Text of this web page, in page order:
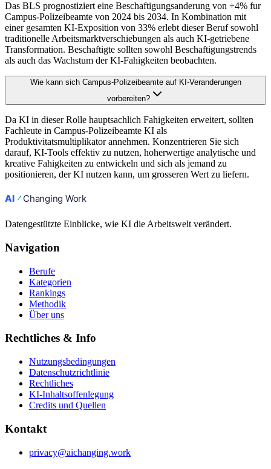
Das BLS prognostiziert eine Beschaftigungsanderung von +4% fur
Campus-Polizeibeamte von 2024 bis 2034. In Kombination mit
einer gesamten KI-Exposition von 33% erlebt dieser Beruf sowohl
traditionelle Arbeitsmarktverschiebungen als auch KI-getriebene
Transformation. Beschaftigte sollten sowohl Beschaftigungstrends
als auch das Wachstum der KI-Fahigkeiten beobachten.
Wie kann sich Campus-Polizeibeamte auf KI-Veranderungen
vorbereiten?
Da KI in dieser Rolle hauptsachlich Fahigkeiten erweitert, sollten
Fachleute in Campus-Polizeibeamte KI als
Produktivitatsmultiplikator annehmen. Konzentrieren Sie sich
darauf, KI-Tools effektiv zu nutzen, hoherwertige analytische und
kreative Fahigkeiten zu entwickeln und sich als jemand zu
positionieren, der KI nutzen kann, um grosseren Wert zu liefern.
Datengestützte Einblicke, wie KI die Arbeitswelt verändert.
Navigation
Berufe
Kategorien
Rankings
Methodik
Über uns
Rechtliches & Info
Nutzungsbedingungen
Datenschutzrichtlinie
Rechtliches
KI-Inhaltsoffenlegung
Credits und Quellen
Kontakt
privacy@aichanging.work